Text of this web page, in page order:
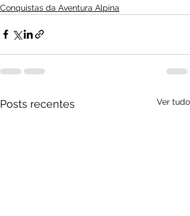
Conquistas da Aventura Alpina
Posts recentes Ver tudo